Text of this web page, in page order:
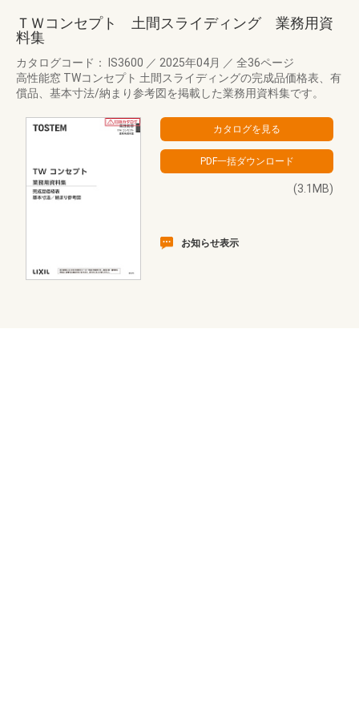
ＴＷコンセプト 土間スライディング 業務用資
料集
カタログコード： IS3600 ／ 2025年04月 ／ 全36ページ
高性能窓 TWコンセプト 土間スライディングの完成品価格表、有
償品、基本寸法/納まり参考図を掲載した業務用資料集です。
(3.1MB)
お知らせ表示